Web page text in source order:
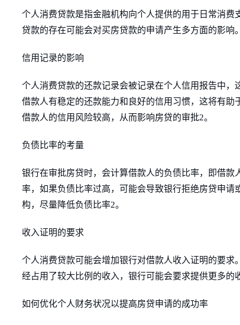
个人消费贷款是指金融机构向个人提供的用于日常消
贷款的存在可能会对买房贷款的申请产生多方面的影响。
信用记录的影响
个人消费贷款的还款记录会被记录在个人信用报告中
借款人有稳定的还款能力和良好的信用习惯，这将有
借款人的信用风险较高，从而影响房贷的审批2。
负债比率的考量
银行在审批房贷时，会计算借款人的负债比率，即借
率，如果负债比率过高，可能会导致银行拒绝房贷申
构，尽量降低负债比率2。
收入证明的要求
个人消费贷款可能会增加银行对借款人收入证明的要
经占用了较大比例的收入，银行可能会要求提供更多的
如何优化个人财务状况以提高房贷申请的成功率